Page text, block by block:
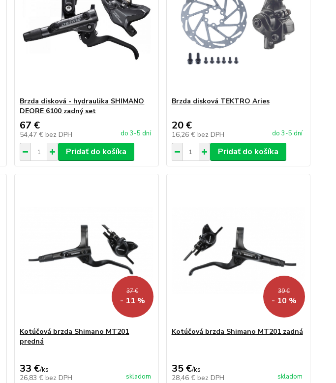
Brzda disková - hydraulika SHIMANO
DEORE 6100 zadný set
67 €
54,47 € bez DPH do 3-5 dní
Pridať do košíka
Brzda disková TEKTRO Aries
20 €
16,26 € bez DPH do 3-5 dní
Pridať do košíka
37 €
- 11 %
Kotúčová brzda Shimano MT201
predná
33 €/ks
26,83 € bez DPH skladom
39 €
- 10 %
Kotúčová brzda Shimano MT201 zadná
35 €/ks
28,46 € bez DPH skladom